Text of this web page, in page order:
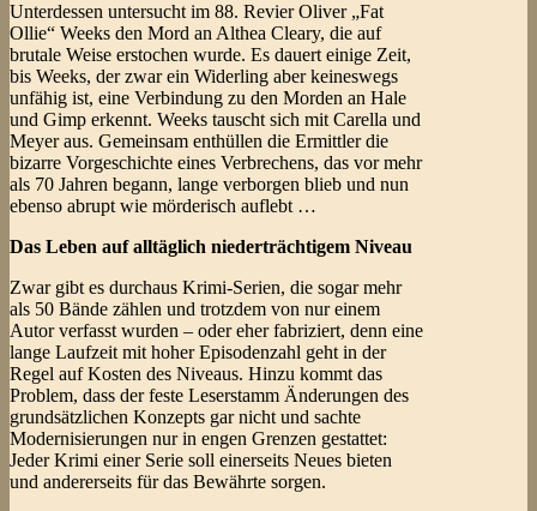
Unterdessen untersucht im 88. Revier Oliver „Fat
Ollie“ Weeks den Mord an Althea Cleary, die auf
brutale Weise erstochen wurde. Es dauert einige Zeit,
bis Weeks, der zwar ein Widerling aber keineswegs
unfähig ist, eine Verbindung zu den Morden an Hale
und Gimp erkennt. Weeks tauscht sich mit Carella und
Meyer aus. Gemeinsam enthüllen die Ermittler die
bizarre Vorgeschichte eines Verbrechens, das vor mehr
als 70 Jahren begann, lange verborgen blieb und nun
ebenso abrupt wie mörderisch auflebt …
Das Leben auf alltäglich niederträchtigem Niveau
Zwar gibt es durchaus Krimi-Serien, die sogar mehr
als 50 Bände zählen und trotzdem von nur einem
Autor verfasst wurden – oder eher fabriziert, denn eine
lange Laufzeit mit hoher Episodenzahl geht in der
Regel auf Kosten des Niveaus. Hinzu kommt das
Problem, dass der feste Leserstamm Änderungen des
grundsätzlichen Konzepts gar nicht und sachte
Modernisierungen nur in engen Grenzen gestattet:
Jeder Krimi einer Serie soll einerseits Neues bieten
und andererseits für das Bewährte sorgen.